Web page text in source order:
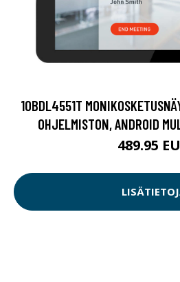
10BDL4551T
OHJELMISTON, ANDROID
489.95